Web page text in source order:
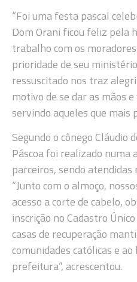
“Foi uma festa pascal
Dom Orani ficou feliz pela
trabalho com os
prioridade de seu
ressuscitado nos traz
motivo de se dar as mãos
servindo aqueles que mais
Segundo o cônego Cláudio
Páscoa foi realizado numa
parceiros, sendo atendidas
“Junto com o almoço,
acesso a corte de cabelo,
inscrição no Cadastro
casas de recuperação
comunidades católicas e
prefeitura”, acrescentou.